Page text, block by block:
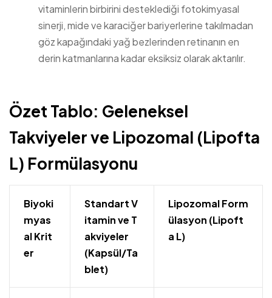
vitaminlerin birbirini desteklediği fotokimyasal
sinerji, mide ve karaciğer bariyerlerine takılmadan
göz kapağındaki yağ bezlerinden retinanın en
derin katmanlarına kadar eksiksiz olarak aktarılır.
Özet Tablo: Geleneksel
Takviyeler ve Lipozomal (Lipofta
L) Formülasyonu
Biyoki
myas
al Krit
er
Standart V
itamin ve T
akviyeler
(Kapsül/Ta
blet)
Lipozomal Form
ülasyon (Lipoft
a L)